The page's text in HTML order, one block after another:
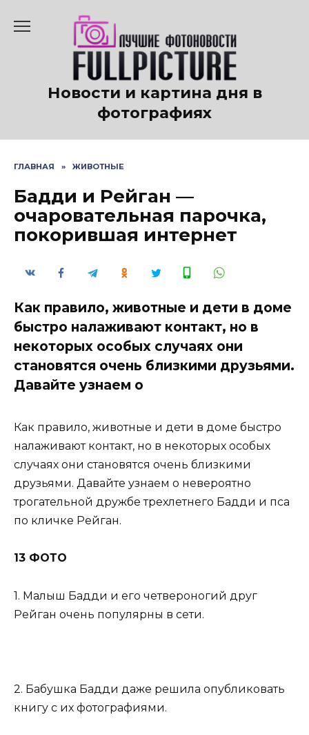
содержанию
Новости и картина дня в
фотографиях
ГЛАВНАЯ » ЖИВОТНЫЕ
Бадди и Рейган —
очаровательная парочка,
покорившая интернет
Как правило, животные и дети в доме
быстро налаживают контакт, но в
некоторых особых случаях они
становятся очень близкими друзьями.
Давайте узнаем о
Как правило, животные и дети в доме быстро
налаживают контакт, но в некоторых особых
случаях они становятся очень близкими
друзьями. Давайте узнаем о невероятно
трогательной дружбе трехлетнего Бадди и пса
по кличке Рейган.
13 ФОТО
1. Малыш Бадди и его четвероногий друг
Рейган очень популярны в сети.
2. Бабушка Бадди даже решила опубликовать
книгу с их фотографиями.